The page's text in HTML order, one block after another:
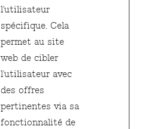
l'utilisateur
spécifique. Cela
permet au site
web de cibler
l'utilisateur avec
des offres
pertinentes via sa
fonctionnalité de